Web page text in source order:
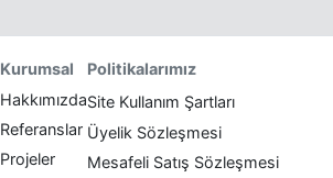
Kurumsal
Hakkımızda
Referanslar
Projeler
Politikalarımız
Site Kullanım Şartları
Üyelik Sözleşmesi
Mesafeli Satış Sözleşmesi